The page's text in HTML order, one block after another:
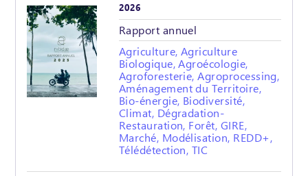
2026
Rapport annuel
Agriculture, Agriculture
Biologique, Agroécologie,
Agroforesterie, Agroprocessing,
Aménagement du Territoire,
Bio-énergie, Biodiversité,
Climat, Dégradation-
Restauration, Forêt, GIRE,
Marché, Modélisation, REDD+,
Télédétection, TIC